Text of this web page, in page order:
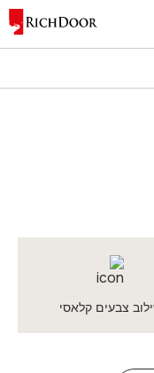
צבעים קלאסי